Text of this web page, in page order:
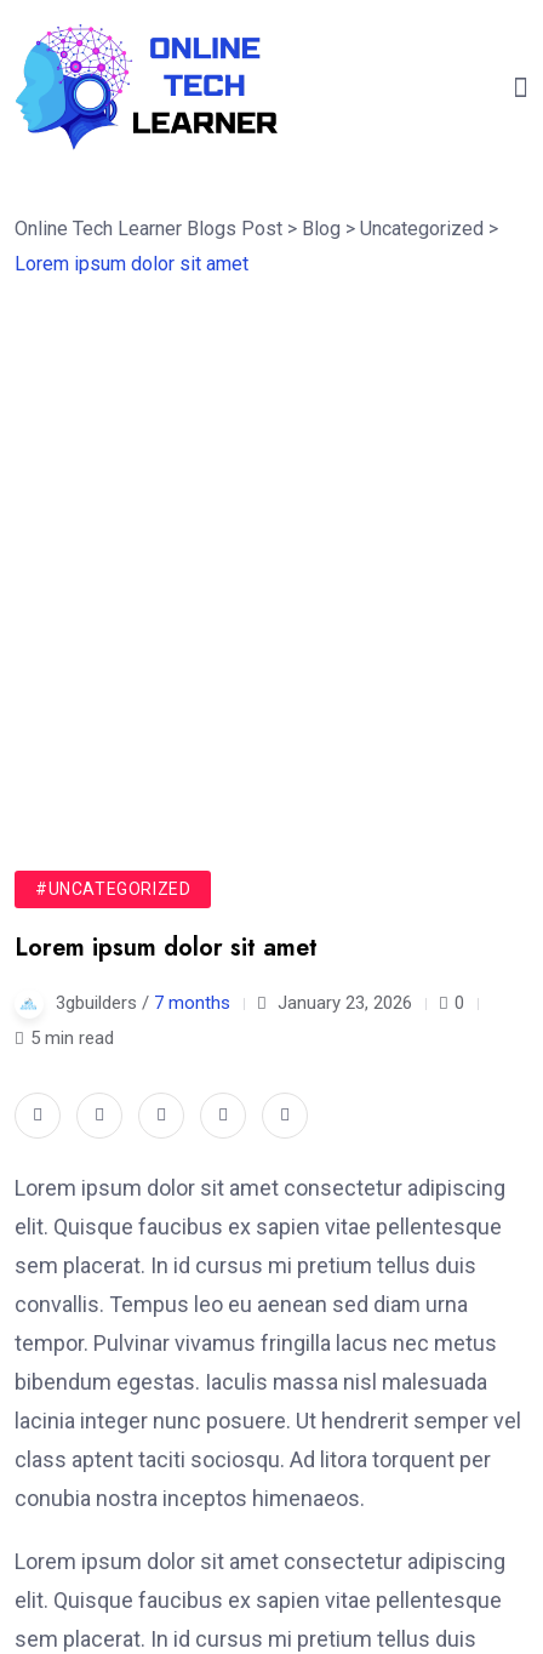
Online Tech Learner Blogs Post > Blog > Uncategorized >
Lorem ipsum dolor sit amet
#UNCATEGORIZED
Lorem ipsum dolor sit amet
3gbuilders / 7 months January 23, 2026
0
5 min read
Lorem ipsum dolor sit amet consectetur adipiscing
elit. Quisque faucibus ex sapien vitae pellentesque
sem placerat. In id cursus mi pretium tellus duis
convallis. Tempus leo eu aenean sed diam urna
tempor. Pulvinar vivamus fringilla lacus nec metus
bibendum egestas. Iaculis massa nisl malesuada
lacinia integer nunc posuere. Ut hendrerit semper vel
class aptent taciti sociosqu. Ad litora torquent per
conubia nostra inceptos himenaeos.
Lorem ipsum dolor sit amet consectetur adipiscing
elit. Quisque faucibus ex sapien vitae pellentesque
sem placerat. In id cursus mi pretium tellus duis